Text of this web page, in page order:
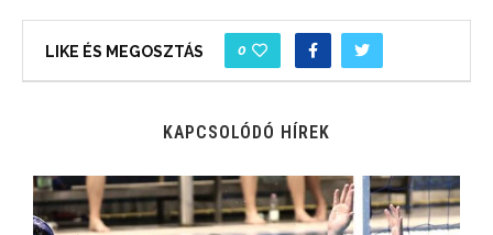
LIKE ÉS MEGOSZTÁS 0
KAPCSOLÓDÓ HÍREK